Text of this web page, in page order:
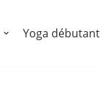
Yoga débutant